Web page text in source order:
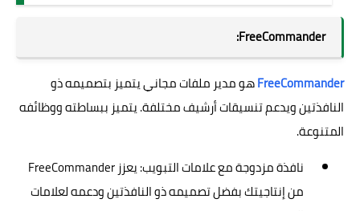
FreeCommander:
FreeCommanderهو مدير ملفات مجاني يتميز بتصميمه ذو
النافذتين ويدعم تنسيقات أرشيف مختلفة. يتميز ببساطته ووظائفه
المتنوعة.
نافذة مزدوجة مع علامات التبويب: يعزز FreeCommander
من إنتاجيتك بفضل تصميمه ذو النافذتين ودعمه لعلامات